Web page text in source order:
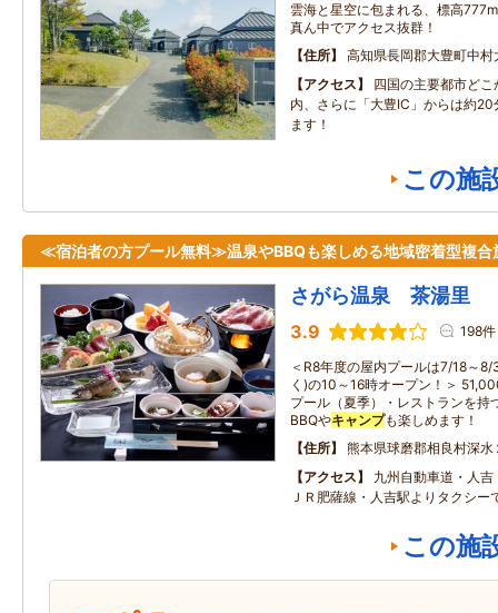
雲海と星空に包まれる、標高
真ん中でアクセス抜群！
住所
高知県長岡郡大豊町中
アクセス
四国の主要都市ど
内、さらに「大豊IC」からは約
ます！
この施
≪宿泊者の方プール無料≫温泉やBBQも楽しめる地域密着型複合
さがら温泉 茶湯里
3.9 198件
＜R8年度の屋内プールは7/18～
く)の10～16時オープン！＞
プール（夏季）・レストランを持
BBQやキャンプも楽しめます！
住所
熊本県球磨郡相良村深水
アクセス
九州自動車道・人
ＪＲ肥薩線・人吉駅よりタクシー
この施